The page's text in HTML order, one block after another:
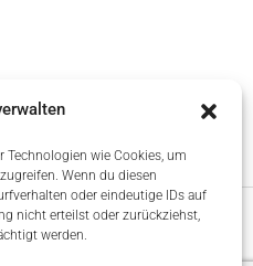
Technologien wie Cookies, um
Wenn du diesen
oder eindeutige IDs auf
nicht erteilst oder zurückziehst,
werden.